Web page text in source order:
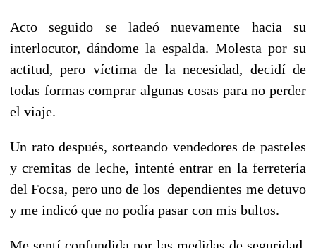
Acto seguido se ladeó nuevamente hacia su
interlocutor, dándome la espalda. Molesta por su
actitud, pero víctima de la necesidad, decidí de
todas formas comprar algunas cosas para no perder
el viaje.
Un rato después, sorteando vendedores de pasteles
y cremitas de leche, intenté entrar en la ferretería
del Focsa, pero uno de los dependientes me detuvo
y me indicó que no podía pasar con mis bultos.